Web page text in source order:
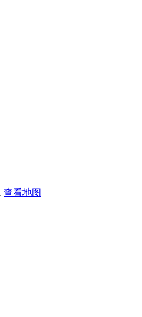
查看地图